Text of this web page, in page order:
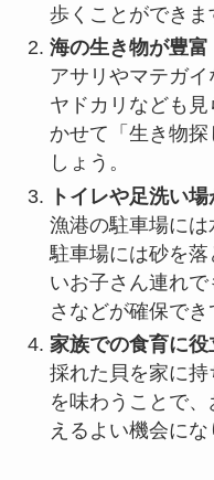
歩くことができま
海の生き物が豊富
アサリやマテガ
ヤドカリなども
かせて「生き物
しょう。
トイレや足洗い
漁港の駐車場に
駐車場には砂を
いお子さん連れ
さなどが確保でき
家族での食育に役
採れた貝を家に
を味わうことで
えるよい機会にな